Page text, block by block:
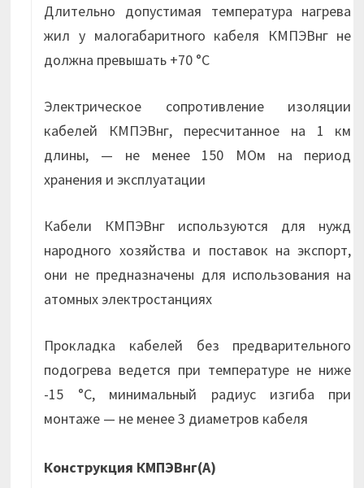
Длительно допустимая температура нагрева
жил у малогабаритного кабеля КМПЭВнг не
должна превышать +70 °С
Электрическое сопротивление изоляции
кабелей КМПЭВнг, пересчитанное на 1 км
длины, — не менее 150 МОм на период
хранения и эксплуатации
Кабели КМПЭВнг используются для нужд
народного хозяйства и поставок на экспорт,
они не предназначены для использования на
атомных электростанциях
Прокладка кабелей без предварительного
подогрева ведется при температуре не ниже
-15 °С, минимальный радиус изгиба при
монтаже — не менее 3 диаметров кабеля
Конструкция КМПЭВнг(А)